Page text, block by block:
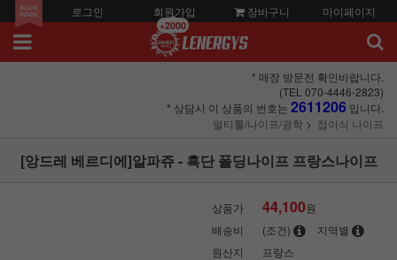
로그인 회원가입
+2000
장바구니 마이페이지
* 매장 방문전 확인바랍니다.
(TEL 070-4446-2823)
* 상담시 이 상품의 번호는 2611206 입니다.
멀티툴/나이프/광학
접이식 나이프
[앙드레 베르디에]알파쥬 - 흑단 폴딩나이프 프랑스나이프
상품가 44,100원
배송비
(조건)
지역별
원산지
프랑스